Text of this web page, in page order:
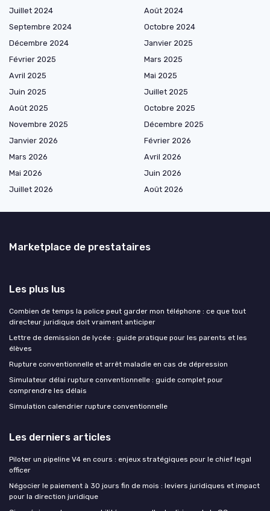
Juillet 2024
Août 2024
Septembre 2024
Octobre 2024
Décembre 2024
Janvier 2025
Février 2025
Mars 2025
Avril 2025
Mai 2025
Juin 2025
Juillet 2025
Août 2025
Octobre 2025
Novembre 2025
Décembre 2025
Janvier 2026
Février 2026
Mars 2026
Avril 2026
Mai 2026
Juin 2026
Juillet 2026
Août 2026
Marketplace de prestataires
Les plus lus
Combien de temps la police peut garder mon téléphone : ce que tout
directeur juridique doit vraiment anticiper
Lettre de demission de lycée : guide pratique pour les parents et les
élèves
Rupture conventionnelle et arrêt maladie en cas de dépression
Simulateur délai rupture conventionnelle : guide complet pour
comprendre les délais
Simulation calendrier rupture conventionnelle
Les derniers articles
Piloter un pipeline V4 en cours : enjeux stratégiques pour le chief legal
officer
Négocier le paiement à 30 jours fin de mois : leviers juridiques et impact
pour la direction juridique